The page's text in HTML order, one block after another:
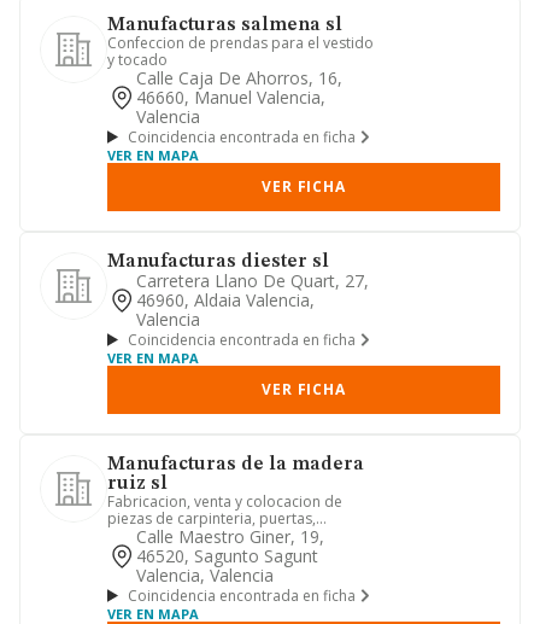
Manufacturas salmena sl
Confeccion de prendas para el vestido
y tocado
Calle Caja De Ahorros, 16,
46660, Manuel Valencia,
Valencia
Coincidencia encontrada en ficha
VER EN MAPA
VER FICHA
Manufacturas diester sl
Carretera Llano De Quart, 27,
46960, Aldaia Valencia,
Valencia
Coincidencia encontrada en ficha
VER EN MAPA
VER FICHA
Manufacturas de la madera
ruiz sl
Fabricacion, venta y colocacion de
piezas de carpinteria, puertas,
ventanas, marcos, molduras, pers...
Calle Maestro Giner, 19,
46520, Sagunto Sagunt
Valencia, Valencia
Coincidencia encontrada en ficha
VER EN MAPA